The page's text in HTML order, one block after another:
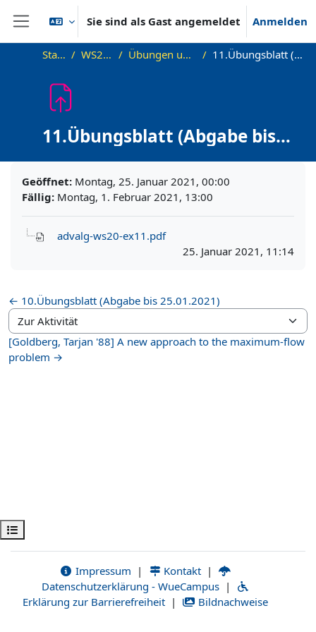
Zum Hauptinhalt
Website-Übersicht
Sie sind als Gast angemeldet Anmelden
Kursindex öffnen
Startseite WS20_AdvAlg Übungen und Übungsblätter 11.Übungsblatt (Abgabe bis 1.02.2021)
11.Übungsblatt (Abgabe bis
1.02.2021)
Geöffnet: Montag, 25. Januar 2021, 00:00
Fällig: Montag, 1. Februar 2021, 13:00
advalg-ws20-ex11.pdf
25. Januar 2021, 11:14
← 10.Übungsblatt (Abgabe bis 25.01.2021)
Zur Aktivität
[Goldberg, Tarjan '88] A new approach to the maximum-flow
problem →
Impressum | Kontakt |
Datenschutzerklärung - WueCampus |
Erklärung zur Barrierefreiheit | Bildnachweise